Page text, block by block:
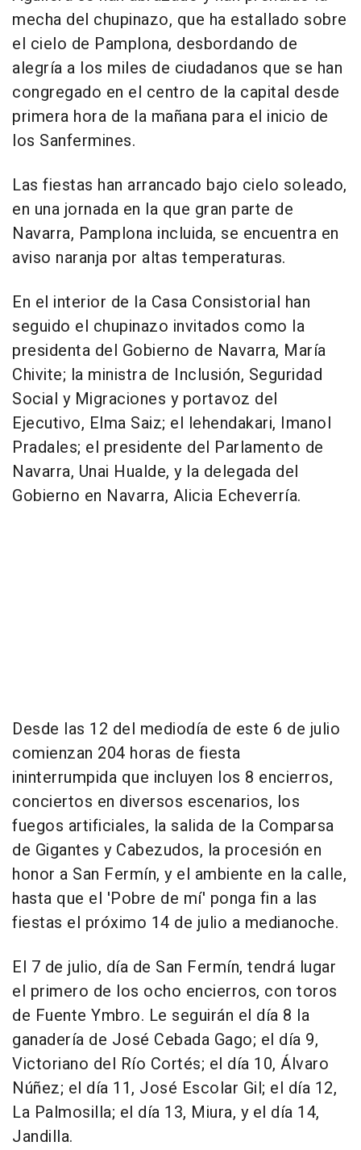
mecha del chupinazo, que ha estallado sobre
el cielo de Pamplona, desbordando de
alegría a los miles de ciudadanos que se han
congregado en el centro de la capital desde
primera hora de la mañana para el inicio de
los Sanfermines.
Las fiestas han arrancado bajo cielo soleado,
en una jornada en la que gran parte de
Navarra, Pamplona incluida, se encuentra en
aviso naranja por altas temperaturas.
En el interior de la Casa Consistorial han
seguido el chupinazo invitados como la
presidenta del Gobierno de Navarra, María
Chivite; la ministra de Inclusión, Seguridad
Social y Migraciones y portavoz del
Ejecutivo, Elma Saiz; el lehendakari, Imanol
Pradales; el presidente del Parlamento de
Navarra, Unai Hualde, y la delegada del
Gobierno en Navarra, Alicia Echeverría.
Desde las 12 del mediodía de este 6 de julio
comienzan 204 horas de fiesta
ininterrumpida que incluyen los 8 encierros,
conciertos en diversos escenarios, los
fuegos artificiales, la salida de la Comparsa
de Gigantes y Cabezudos, la procesión en
honor a San Fermín, y el ambiente en la calle,
hasta que el 'Pobre de mí' ponga fin a las
fiestas el próximo 14 de julio a medianoche.
El 7 de julio, día de San Fermín, tendrá lugar
el primero de los ocho encierros, con toros
de Fuente Ymbro. Le seguirán el día 8 la
ganadería de José Cebada Gago; el día 9,
Victoriano del Río Cortés; el día 10, Álvaro
Núñez; el día 11, José Escolar Gil; el día 12,
La Palmosilla; el día 13, Miura, y el día 14,
Jandilla.